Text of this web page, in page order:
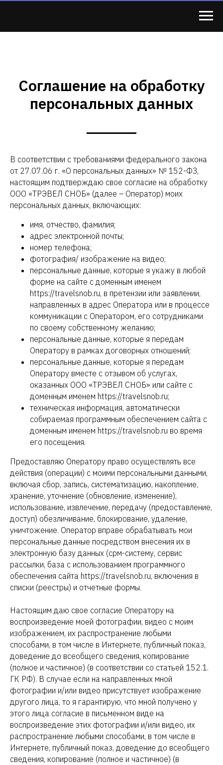
Соглашение на обработку
персональных данных
В соответствии с требованиями федерального закона
от 27.07.06 г. «О персональных данных» № 152-ФЗ,
настоящим подтверждаю свое согласие на обработку
ООО «ТРЭВЕЛ СНОБ» (далее – Оператор) моих
персональных данных, включающих:
имя, отчество, фамилия;
адрес электронной почты;
номер телефона;
фотография/ изображение на видео;
персональные данные, которые я укажу в любой
форме на сайте с доменным именем
https://travelsnob.ru, в претензии или заявлении,
направленных в адрес Оператора или в процессе
коммуникации с Оператором, его сотрудниками
по своему собственному желанию;
персональные данные, которые я передам
Оператору в рамках договорных отношений;
персональные данные, которые я передам
Оператору вместе с отзывом об услугах,
оказанных ООО «ТРЭВЕЛ СНОБ» или сайте с
доменным именем https://travelsnob.ru;
техническая информация, автоматически
собираемая программным обеспечением сайта с
доменным именем https://travelsnob.ru во время
его посещения.
Предоставляю Оператору право осуществлять все
действия (операции) с моими персональными данными,
включая сбор, запись, систематизацию, накопление,
хранение, уточнение (обновление, изменение),
использование, извлечение, передачу (предоставление,
доступ) обезличивание, блокирование, удаление,
уничтожение. Оператор вправе обрабатывать мои
персональные данные посредством внесения их в
электронную базу данных (срм-систему, сервис
рассылки, база с использованием программного
обеспечения сайта https://travelsnob.ru, включения в
списки (реестры) и отчетные формы.
Настоящим даю свое согласие Оператору на
воспроизведение моей фотографии, видео с моим
изображением, их распространение любыми
способами, в том числе в Интернете, публичный показ,
доведение до всеобщего сведения, копирование
(полное и частичное) (в соответствии со статьей 152.1.
ГК РФ). В случае если на направленных мной
фотографии и/или видео присутствует изображение
другого лица, то я гарантирую, что мной получено у
этого лица согласие в письменном виде на
воспроизведение этих фотографии и/или видео, их
распространение любыми способами, в том числе в
Интернете, публичный показ, доведение до всеобщего
сведения, копирование (полное и частичное) (в